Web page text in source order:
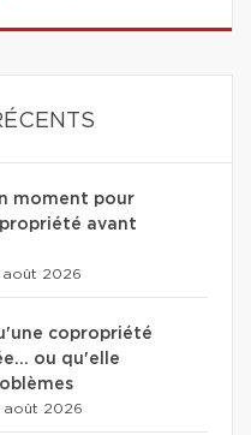
moment pour
avant
août 2026
copropriété
ou qu'elle
août 2026